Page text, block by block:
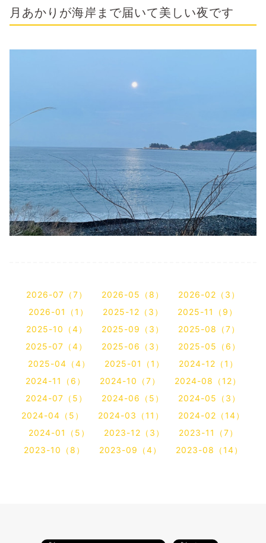
月あかりが海岸まで届いて美しい夜です
2026-07（7） 2026-05（8）
2026-02（3）
2026-01（1）
2025-12（3）
2025-11（9）
2025-10（4）
2025-09（3）
2025-08（7）
2025-07（4）
2025-06（3）
2025-05（6）
2025-04（4）
2025-01（1）
2024-12（1）
2024-11（6）
2024-10（7）
2024-08（12）
2024-07（5）
2024-06（5）
2024-05（3）
2024-04（5）
2024-03（11）
2024-02（14）
2024-01（5）
2023-12（3）
2023-11（7）
2023-10（8）
2023-09（4） 2023-08（14）